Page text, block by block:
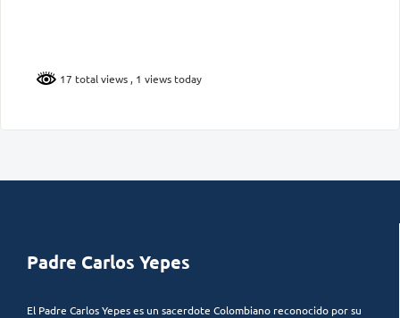
17 total views , 1 views today
Padre Carlos Yepes
El Padre Carlos Yepes es un sacerdote Colombiano reconocido por su